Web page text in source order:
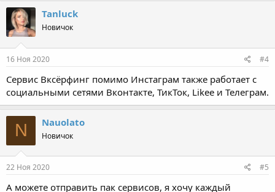
Tanluck
Новичок
16 Ноя 2020 #4
Сервис Вксёрфинг помимо Инстаграм также работает с
социальными сетями Вконтакте, ТикТок, Likee и Телеграм.
N Nauolato
Новичок
22 Ноя 2020 #5
А можете отправить пак сервисов, я хочу каждый